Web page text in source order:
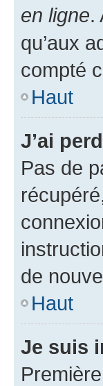
en ligne.
qu’aux
compté
Haut
J’ai
Pas de
de
Haut
Je suis